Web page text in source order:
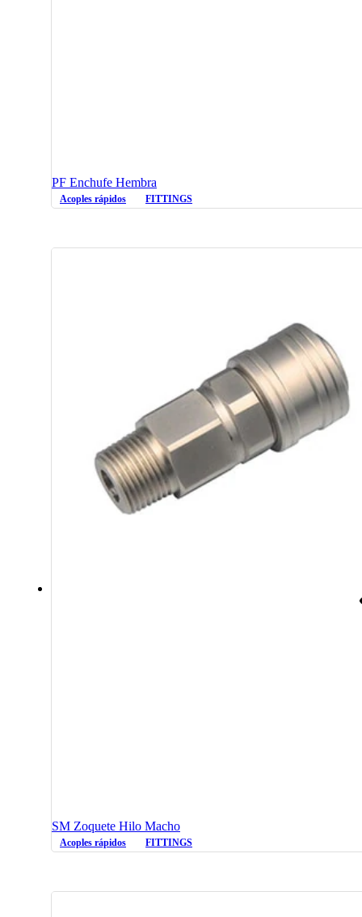
PF Enchufe Hembra
Acoples rápidos FITTINGS
SM Zoquete Hilo Macho
Acoples rápidos FITTINGS